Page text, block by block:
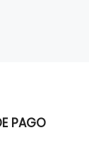
PAGO